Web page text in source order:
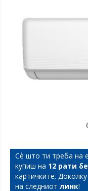
Сѐ што ти треба на
купиш на 12 рати
картичките.
на следниот линк!